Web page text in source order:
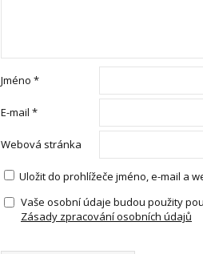
Jméno *
E-mail *
Webová stránka
Uložit do prohlížeče jméno, e-mail a
Vaše osobní údaje budou použity
Zásady zpracování osobních údajů